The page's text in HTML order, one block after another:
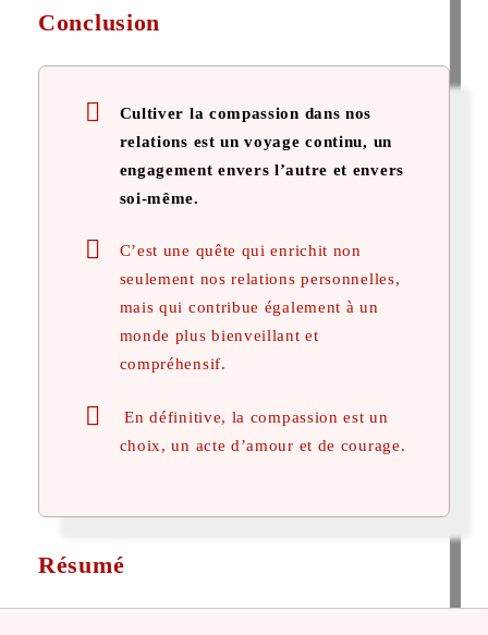
Conclusion
Cultiver la compassion dans nos
relations est un voyage continu, un
engagement envers l’autre et envers
soi-même.
C’est une quête qui enrichit non
seulement nos relations personnelles,
mais qui contribue également à un
monde plus bienveillant et
compréhensif.
En définitive, la compassion est un
choix, un acte d’amour et de courage.
Résumé